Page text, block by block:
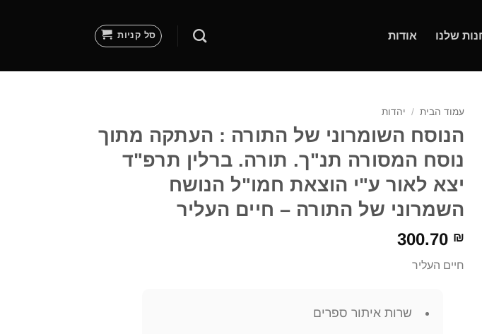
שלנו אודות סל קניות
עמוד הבית / יהדות
הנוסח השומרוני של התורה : העתקה מתוך
נוסח המסורה תנ"ך. תורה. ברלין תרפ"ד
יצא לאור ע"י הוצאת חמו"ל הנושח
השמרוני של התורה – חיים העליר
300.70 ₪
חיים העליר
שרות איתור ספרים